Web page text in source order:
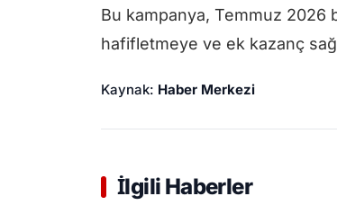
Bu kampanya, Temmuz
hafifletmeye ve ek kazanç
Kaynak: Haber Merkezi
İlgili Haberler